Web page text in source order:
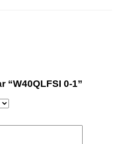
“W40QLFSI 0-1”